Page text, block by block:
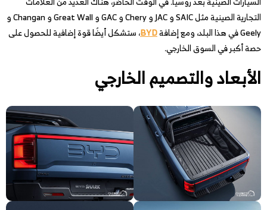
التجارية الصينية مثل SAIC و JAC و Chery و GAC و Great Wall و Changan و
Geely في هذا البلد، ومع إضافة
BYD، ستشكل أيضًا قوة إضافية للحصول على
حصة أكبر في السوق الخارجي.
الأبعاد والتصميم الخارجي